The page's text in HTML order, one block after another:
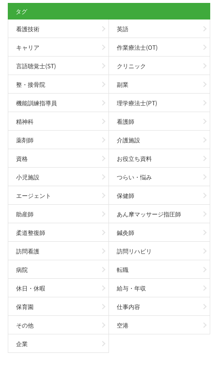
タグ
看護技術 英語
キャリア 作業療法士(OT)
言語聴覚士(ST) クリニック
整・接骨院 副業
機能訓練指導員 理学療法士(PT)
精神科 看護師
薬剤師 介護施設
資格 お役立ち資料
小児施設 つらい・悩み
エージェント 保健師
助産師 あん摩マッサージ指圧師
柔道整復師 鍼灸師
訪問看護 訪問リハビリ
病院 転職
休日・休暇 給与・年収
保育園 仕事内容
その他 空港
企業